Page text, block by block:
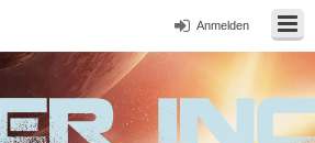
Anmelden